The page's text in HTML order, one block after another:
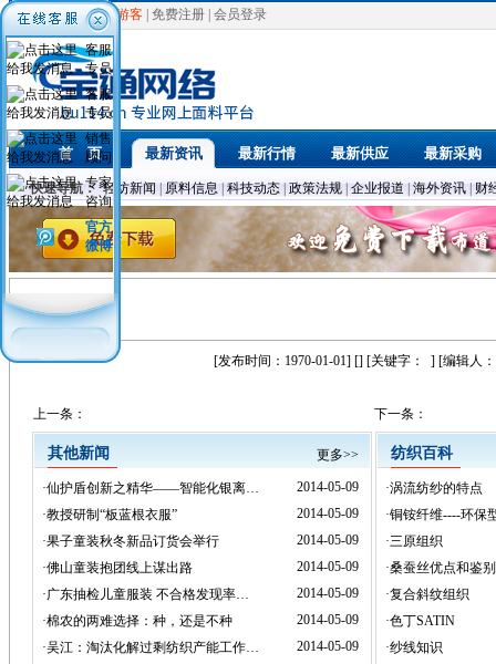
欢迎光临，游客 免费注册 会员登录
首 页 最新资讯 最新行情 最新供应 最新采购
快速导航： 轻纺新闻 原料信息 科技动态 政策法规 企业报道 海外资讯 财
[发布时间：1970-01-01] [] [关键字： ] [编辑人
上一条： 下一条：
其他新闻 更多>>
·仙护盾创新之精华——智能化银离…
2014-05-09
·教授研制“板蓝根衣服”
2014-05-09
·果子童装秋冬新品订货会举行
2014-05-09
·佛山童装抱团线上谋出路
2014-05-09
·广东抽检儿童服装 不合格发现率…
2014-05-09
·棉农的两难选择：种，还是不种
2014-05-09
·吴江：淘汰化解过剩纺织产能工作…
2014-05-09
纺织百科
·涡流纺纱的特点
·铜铵纤维----环保
·三原组织
·桑蚕丝优点和鉴
·复合斜纹组织
·色丁SATIN
·纱线知识
客服
专员
客服
专员
销售
顾问
专家
咨询
官方
微博